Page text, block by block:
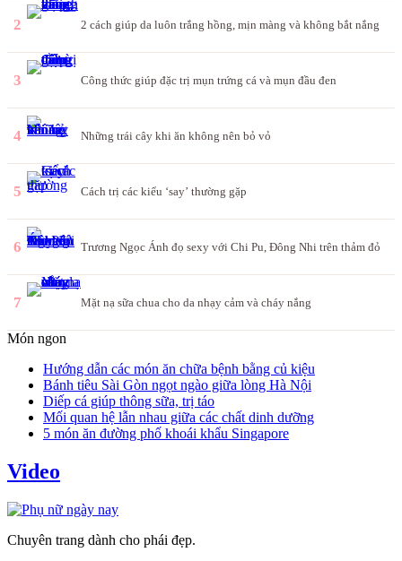
2 2 cách giúp da luôn trắng hồng, mịn màng và không bắt nắng
3 Công thức giúp đặc trị mụn trứng cá và mụn đầu đen
4 Những trái cây khi ăn không nên bỏ vỏ
5 Cách trị các kiểu ‘say’ thường gặp
6 Trương Ngọc Ánh đọ sexy với Chi Pu, Đông Nhi trên thảm đỏ
7 Mặt nạ sữa chua cho da nhạy cảm và cháy nắng
Món ngon
Hướng dẫn các món ăn chữa bệnh bằng củ kiệu
Bánh tiêu Sài Gòn ngọt ngào giữa lòng Hà Nội
Diếp cá giúp thông sữa, trị táo
Mối quan hệ lẫn nhau giữa các chất dinh dưỡng
5 món ăn đường phố khoái khẩu Singapore
Video
Chuyên trang dành cho phái đẹp.